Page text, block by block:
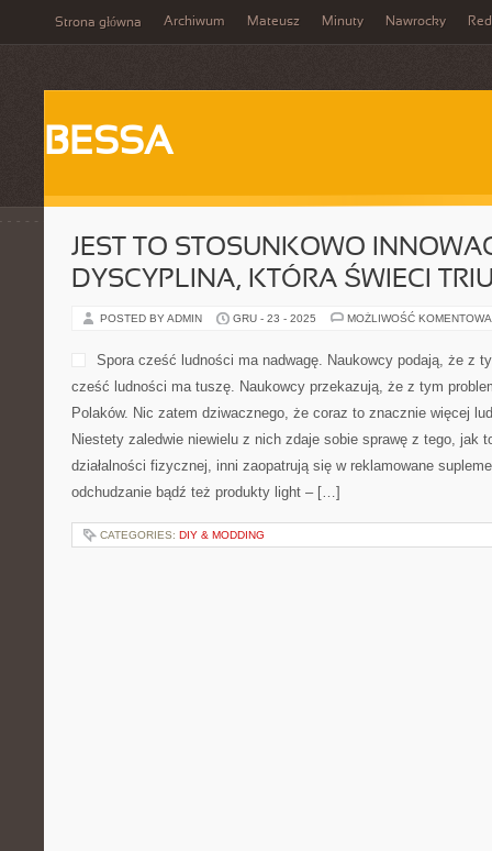
Strona główna Archiwum Mateusz Minuty Nawrocky
BESSA
JEST TO STOSUNKOWO
DYSCYPLINA, KTÓRA ŚWIECI
POSTED BY ADMIN GRU - 23 - 2025 MOŻLIWOŚĆ
Spora cześć ludności ma nadwagę. Naukowcy podają, że z
cześć ludności ma tuszę. Naukowcy przekazują, że z tym
Polaków. Nic zatem dziwacznego, że coraz to znacznie więcej
Niestety zaledwie niewielu z nich zdaje sobie sprawę z tego, jak
działalności fizycznej, inni zaopatrują się w reklamowane
odchudzanie bądź też produkty light – […]
CATEGORIES: DIY & MODDING